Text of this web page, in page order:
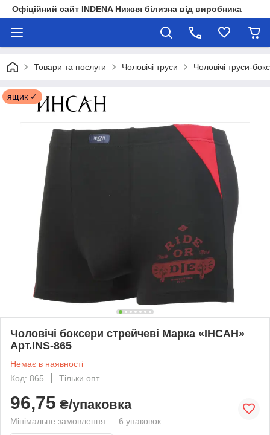
Офіційний сайт INDENA Нижня білизна від виробника
Товари та послуги Чоловічі труси Чоловічі труси-
ящик ✓
Чоловічі боксери стрейчеві Марка «ІНСАН»
Арт.INS-865
Немає в наявності
Код: 865
Тільки опт
96,75 ₴/упаковка
Мінімальне замовлення — 6 упаковок